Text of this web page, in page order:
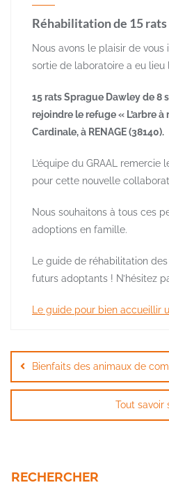
Réhabilitation de 15 rats
Nous avons le plaisir de vous
sortie de laboratoire a eu lieu
15 rats Sprague Dawley de 8
rejoindre le refuge « L’arbre
Cardinale, à RENAGE (38140).
L’équipe du GRAAL
pour cette nouvelle
Nous souhaitons à tous ces
adoptions en famille.
Le guide de réhabilitation
futurs adoptants ! N’hésitez
Le guide pour bien accueillir
de
l’article
Bienfaits des animaux de
Tout savoir
RECHERCHER